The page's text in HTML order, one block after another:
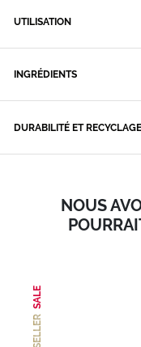
UTILISATION
INGRÉDIENTS
DURABILITÉ ET RECYCLAGE
NOUS
SALE